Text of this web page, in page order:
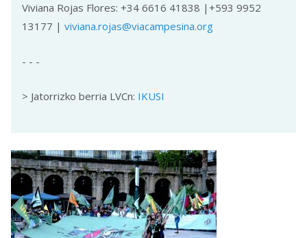
Viviana Rojas Flores: +34 6616 41838 |+593 9952
13177 | viviana.rojas@viacampesina.org
- - -
> Jatorrizko berria LVCn: IKUSI